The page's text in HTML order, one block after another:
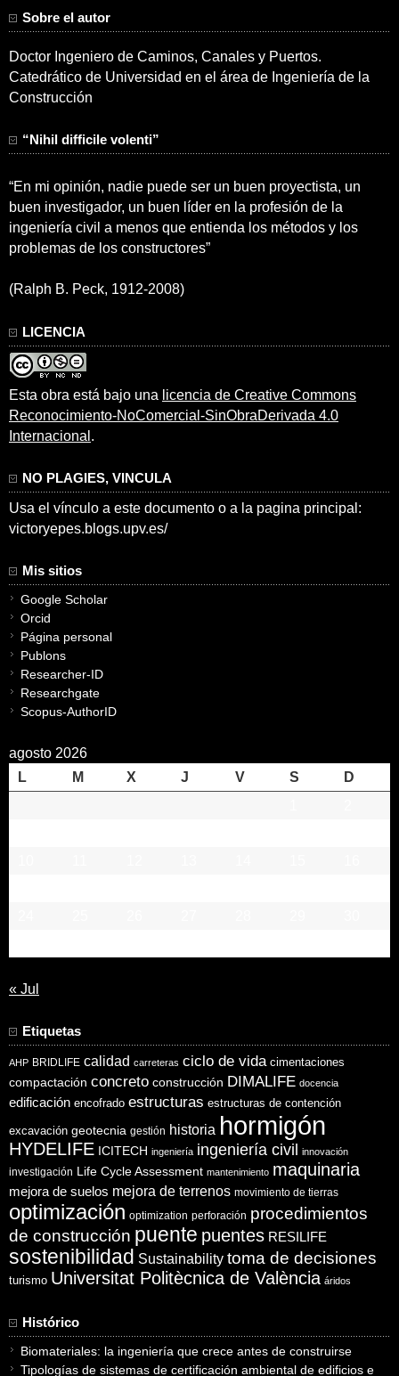
Sobre el autor
Doctor Ingeniero de Caminos, Canales y Puertos.
Catedrático de Universidad en el área de Ingeniería de la
Construcción
“Nihil difficile volenti”
“En mi opinión, nadie puede ser un buen proyectista, un
buen investigador, un buen líder en la profesión de la
ingeniería civil a menos que entienda los métodos y los
problemas de los constructores”
(Ralph B. Peck, 1912-2008)
LICENCIA
Esta obra está bajo una licencia de Creative Commons
Reconocimiento-NoComercial-SinObraDerivada 4.0
Internacional .
NO PLAGIES, VINCULA
Usa el vínculo a este documento o a la pagina principal:
victoryepes.blogs.upv.es/
Mis sitios
Google Scholar
Orcid
Página personal
Publons
Researcher-ID
Researchgate
Scopus-AuthorID
agosto 2026
L
M X J V S
D
« Jul
Etiquetas
AHP BRIDLIFE calidad carreteras ciclo de vida cimentaciones
compactación concreto construcción DIMALIFE docencia
edificación encofrado estructuras estructuras de contención
excavación geotecnia gestión historia hormigón
HYDELIFE ICITECH ingeniería ingeniería civil innovación
investigación Life Cycle Assessment mantenimiento maquinaria
mejora de suelos mejora de terrenos movimiento de tierras
optimización optimization perforación procedimientos
de construcción puente puentes RESILIFE
sostenibilidad Sustainability toma de decisiones
turismo Universitat Politècnica de València áridos
Histórico
Biomateriales: la ingeniería que crece antes de construirse
Tipologías de sistemas de certificación ambiental de edificios e